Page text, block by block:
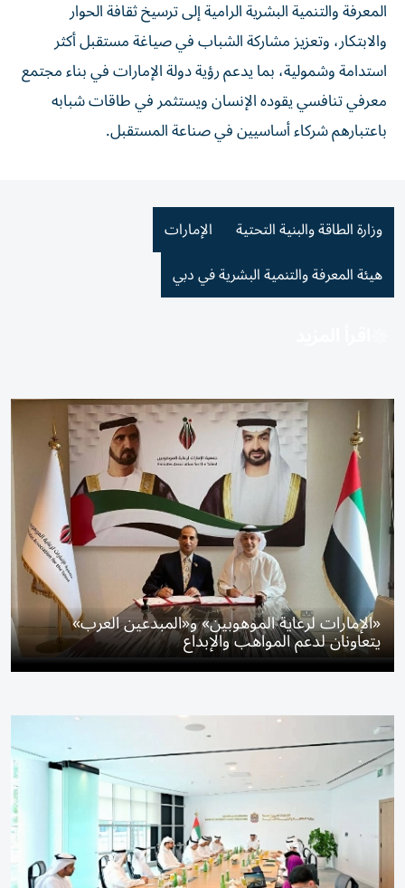
المعرفة والتنمية البشرية الرامية إلى ترسيخ ثقافة الحوار
والابتكار، وتعزيز مشاركة الشباب في صياغة مستقبل أكثر
استدامة وشمولية، بما يدعم رؤية دولة الإمارات في بناء مجتمع
معرفي تنافسي يقوده الإنسان ويستثمر في طاقات شبابه
باعتبارهم شركاء أساسيين في صناعة المستقبل.
وزارة الطاقة والبنية التحتية
الإمارات
هيئة المعرفة والتنمية البشرية في دبي
«الإمارات لرعاية الموهوبين» و«المبدعين العرب»
يتعاونان لدعم المواهب والإبداع